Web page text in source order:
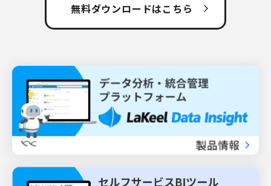
無料ダウンロードはこちら